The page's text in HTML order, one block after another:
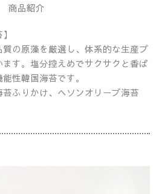
商品紹介
の原藻を厳選し、体系的な生産プ
す。塩分控えめでサクサクと香ば
性韓国海苔です。
ふりかけ、ヘソンオリーブ海苔